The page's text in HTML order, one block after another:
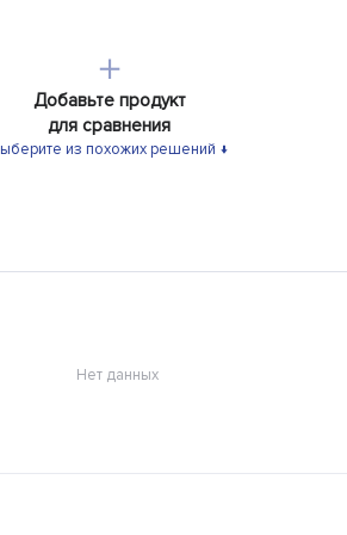
＋
Добавьте продукт
для сравнения
из похожих решений ↓
Нет данных